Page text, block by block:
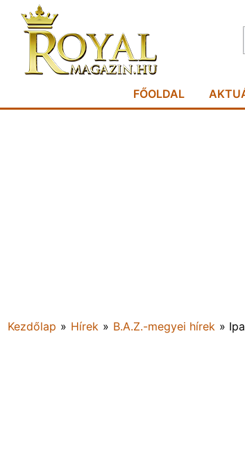
FŐOLDAL
Kezdőlap » Hírek » B.A.Z.-megyei hírek »